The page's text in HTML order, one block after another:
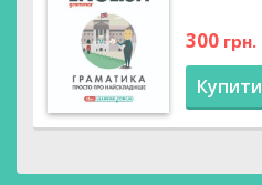
300 грн.
Купити